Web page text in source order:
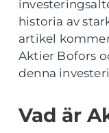
historia av
artikel
Aktier Bofors
denna
Vad är